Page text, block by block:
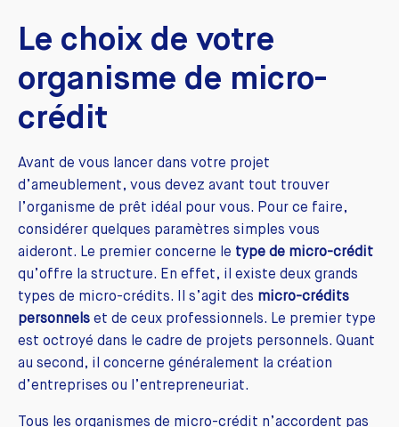
Le choix de votre
organisme de micro-
crédit
Avant de vous lancer dans votre projet
d’ameublement, vous devez avant tout trouver
l’organisme de prêt idéal pour vous. Pour ce faire,
considérer quelques paramètres simples vous
aideront. Le premier concerne le type de micro-crédit
qu’offre la structure. En effet, il existe deux grands
types de micro-crédits. Il s’agit des micro-crédits
personnels et de ceux professionnels. Le premier type
est octroyé dans le cadre de projets personnels. Quant
au second, il concerne généralement la création
d’entreprises ou l’entrepreneuriat.
Tous les organismes de micro-crédit n’accordent pas